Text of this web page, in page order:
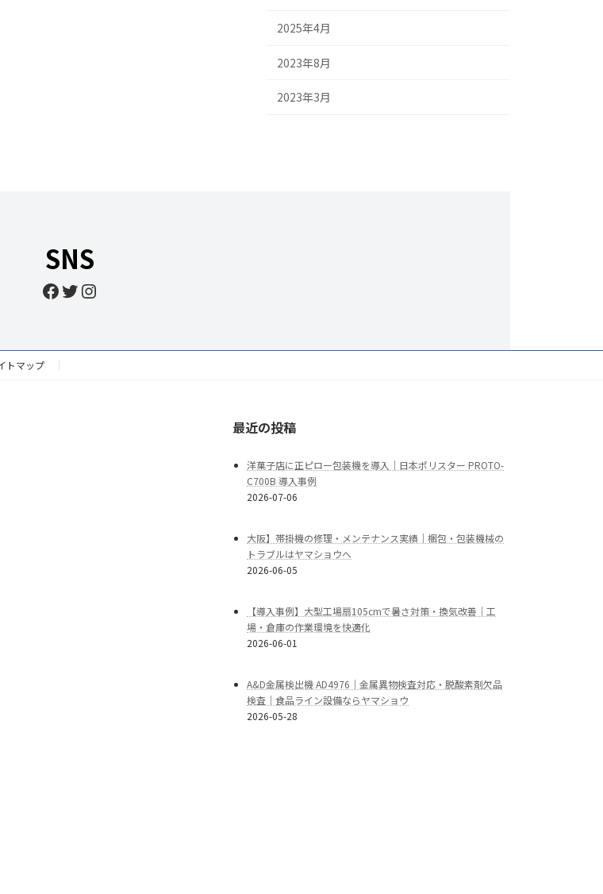
2025年4月
2023年8月
2023年3月
SNS
Facebook
Twitter
Instagram
トマップ
最近の投稿
洋菓子店に正ピロー包装機を導入｜日本ポリスター PROTO-
C700B 導入事例
2026-07-06
大阪】帯掛機の修理・メンテナンス実績｜梱包・包装機械の
トラブルはヤマショウへ
2026-06-05
【導入事例】大型工場扇105cmで暑さ対策・換気改善｜工
場・倉庫の作業環境を快適化
2026-06-01
A&D金属検出機 AD4976｜金属異物検査対応・脱酸素剤欠品
検査｜食品ライン設備ならヤマショウ
2026-05-28